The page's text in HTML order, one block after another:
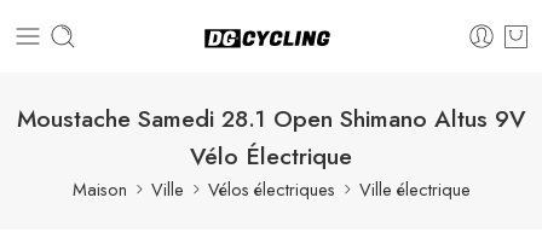
Moustache Samedi 28.1 Open Shimano Altus 9V
Vélo Électrique
Maison Ville Vélos électriques Ville électrique